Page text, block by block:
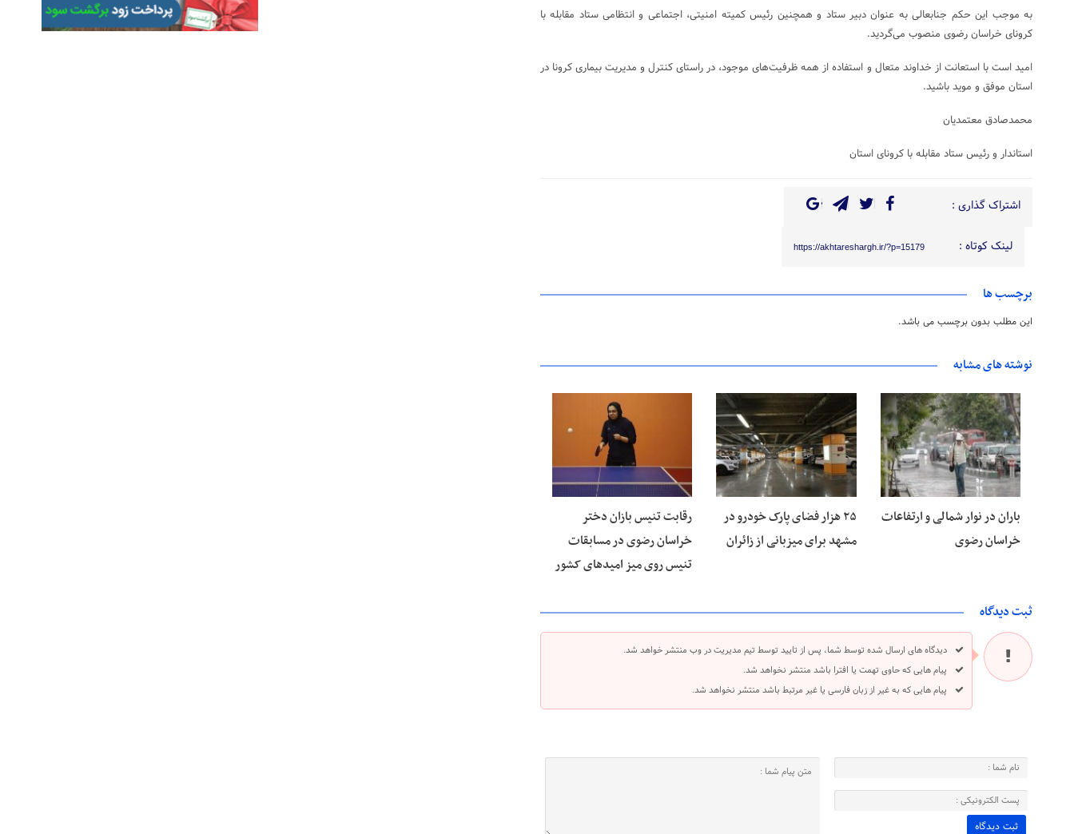
به موجب این حکم جنابعالی به عنوان دبیر ستاد و همچنین رئیس کمیته امنیتی، اجتماعی و انتظامی ستاد مقابله با
کرونای خراسان رضوی منصوب می‌گردید.
امید است با استعانت از خداوند متعال و استفاده از همه ظرفیت‌های موجود، در راستای کنترل و مدیریت بیماری کرونا در
استان موفق و موید باشید.
محمدصادق معتمدیان
استاندار و رئیس ستاد مقابله با کرونای استان
اشتراک گذاری :
لینک کوتاه : https://akhtareshargh.ir/?p=15179
برچسب ها
این مطلب بدون برچسب می باشد.
نوشته های مشابه
۱۵ مرداد ۱۴۰۵
باران در نوار شمالی و ارتفاعات
خراسان رضوی
۱۵ مرداد ۱۴۰۵
۲۵ هزار فضای پارک خودرو در
مشهد برای میزبانی از زائران
رقابت تنیس بازان دختر
خراسان رضوی در مسابقات
تنیس روی میز امیدهای کشور
ثبت دیدگاه
دیدگاه های ارسال شده توسط شما، پس از تایید توسط تیم مدیریت در وب منتشر خواهد شد.
پیام هایی که حاوی تهمت یا افترا باشد منتشر نخواهد شد.
پیام هایی که به غیر از زبان فارسی یا غیر مرتبط باشد منتشر نخواهد شد.